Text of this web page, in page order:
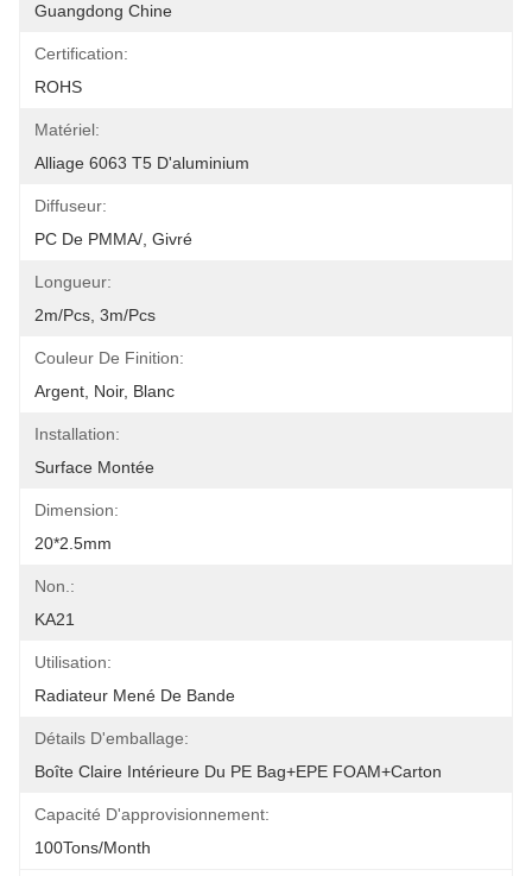
Guangdong Chine
Certification:
ROHS
Matériel:
Alliage 6063 T5 D'aluminium
Diffuseur:
PC De PMMA/, Givré
Longueur:
2m/pcs, 3m/pcs
Couleur De Finition:
Argent, Noir, Blanc
Installation:
Surface Montée
Dimension:
20*2.5mm
Non.:
KA21
Utilisation:
Radiateur Mené De Bande
Détails D'emballage:
Boîte Claire Intérieure Du PE Bag+EPE FOAM+Carton
Capacité D'approvisionnement:
100Tons/Month